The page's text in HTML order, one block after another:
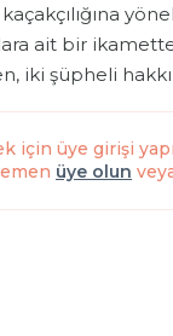
ait bir
iki şüpheli
için üye girişi
üye olun